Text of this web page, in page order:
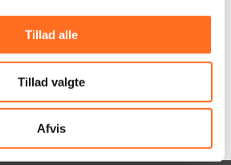
Tillad alle
Tillad valgte
Afvis
LÆS MERE OM SEO